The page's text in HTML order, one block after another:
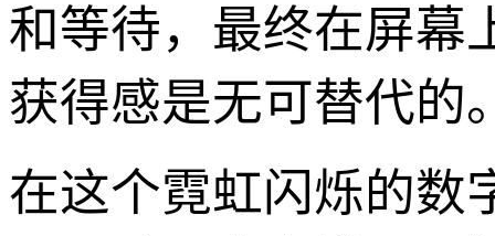
和等待，最终在屏幕
获得感是无可替代的
在这个霓虹闪烁的数